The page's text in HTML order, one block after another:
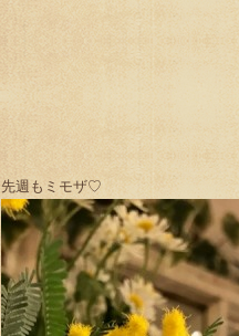
先週もミモザ♡